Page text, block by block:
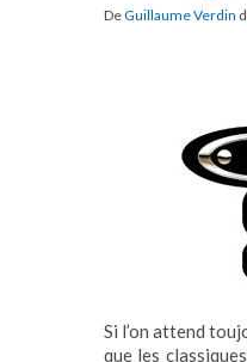
DeGuillaume Verdin
Si l’on attend
que les